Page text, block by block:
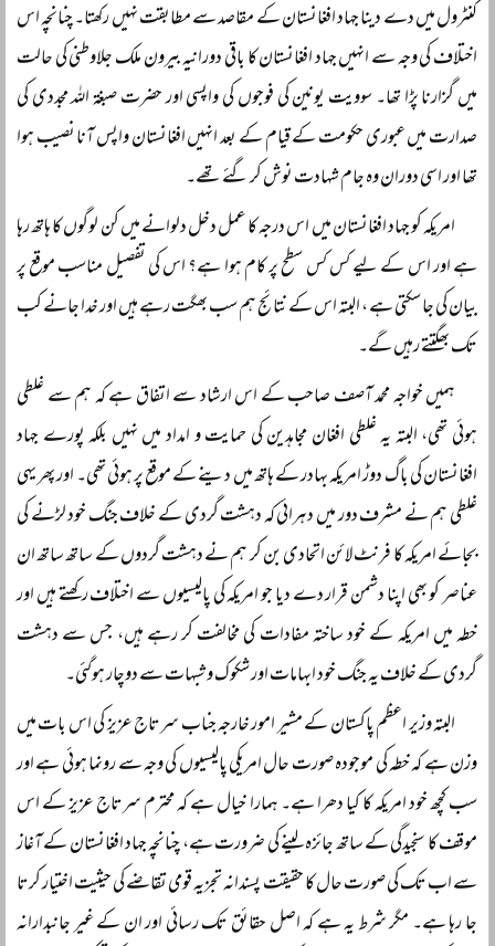
کنٹرول میں دے دینا جہاد افغانستان کے مقاصد سے مطابقت نہیں رکھتا۔ چنانچہ اس
اختلاف کی وجہ سے انہیں جہاد افغانستان کا باقی دورانیہ بیرون ملک جلاوطنی کی حالت
میں گزارنا پڑا تھا۔ سوویت یونین کی فوجوں کی واپسی اور حضرت صبغۃ اللہ مجددی کی
صدارت میں عبوری حکومت کے قیام کے بعد انہیں افغانستان واپس آنا نصیب ہوا
تھا اور اسی دوران وہ جام شہادت نوش کر گئے تھے۔
امریکہ کو جہاد افغانستان میں اس درجہ کا عمل دخل دلوانے میں کن لوگوں کا ہاتھ رہا
ہے اور اس کے لیے کس کس سطح پر کام ہوا ہے؟ اس کی تفصیل مناسب موقع پر
بیان کی جا سکتی ہے ، البتہ اس کے نتائج ہم سب بھگت رہے ہیں اور خدا جانے کب
تک بھگتتے رہیں گے۔
ہمیں خواجہ محمد آصف صاحب کے اس ارشاد سے اتفاق ہے کہ ہم سے غلطی
ہوئی تھی، البتہ یہ غلطی افغان مجاہدین کی حمایت و امداد میں نہیں بلکہ پورے جہاد
افغانستان کی باگ دوڑ امریکہ بہادر کے ہاتھ میں دینے کے موقع پر ہوئی تھی۔ اور پھر یہی
غلطی ہم نے مشرف دور میں دہرائی کہ دہشت گردی کے خلاف جنگ خود لڑنے کی
بجائے امریکہ کا فرنٹ لائن اتحادی بن کر ہم نے دہشت گردوں کے ساتھ ساتھ ان
عناصر کو بھی اپنا دشمن قرار دے دیا جو امریکہ کی پالیسیوں سے اختلاف رکھتے ہیں اور
خطہ میں امریکہ کے خود ساختہ مفادات کی مخالفت کر رہے ہیں، جس سے دہشت
گردی کے خلاف یہ جنگ خود ابہامات اور شکوک و شبہات سے دوچار ہوگئی۔
البتہ وزیر اعظم پاکستان کے مشیر امور خارجہ جناب سرتاج عزیز کی اس بات میں
وزن ہے کہ خطہ کی موجودہ صورت حال امریکی پالیسیوں کی وجہ سے رونما ہوئی ہے اور
سب کچھ خود امریکہ کا کیا دھرا ہے۔ ہمارا خیال ہے کہ محترم سرتاج عزیز کے اس
موقف کا سنجیدگی کے ساتھ جائزہ لینے کی ضرورت ہے، چنانچہ جہاد افغانستان کے آغاز
سے اب تک کی صورت حال کا حقیقت پسندانہ تجزیہ قومی تقاضے کی حیثیت اختیار کرتا
جا رہا ہے۔ مگر شرط یہ ہے کہ اصل حقائق تک رسائی اور ان کے غیر جانبدارانہ